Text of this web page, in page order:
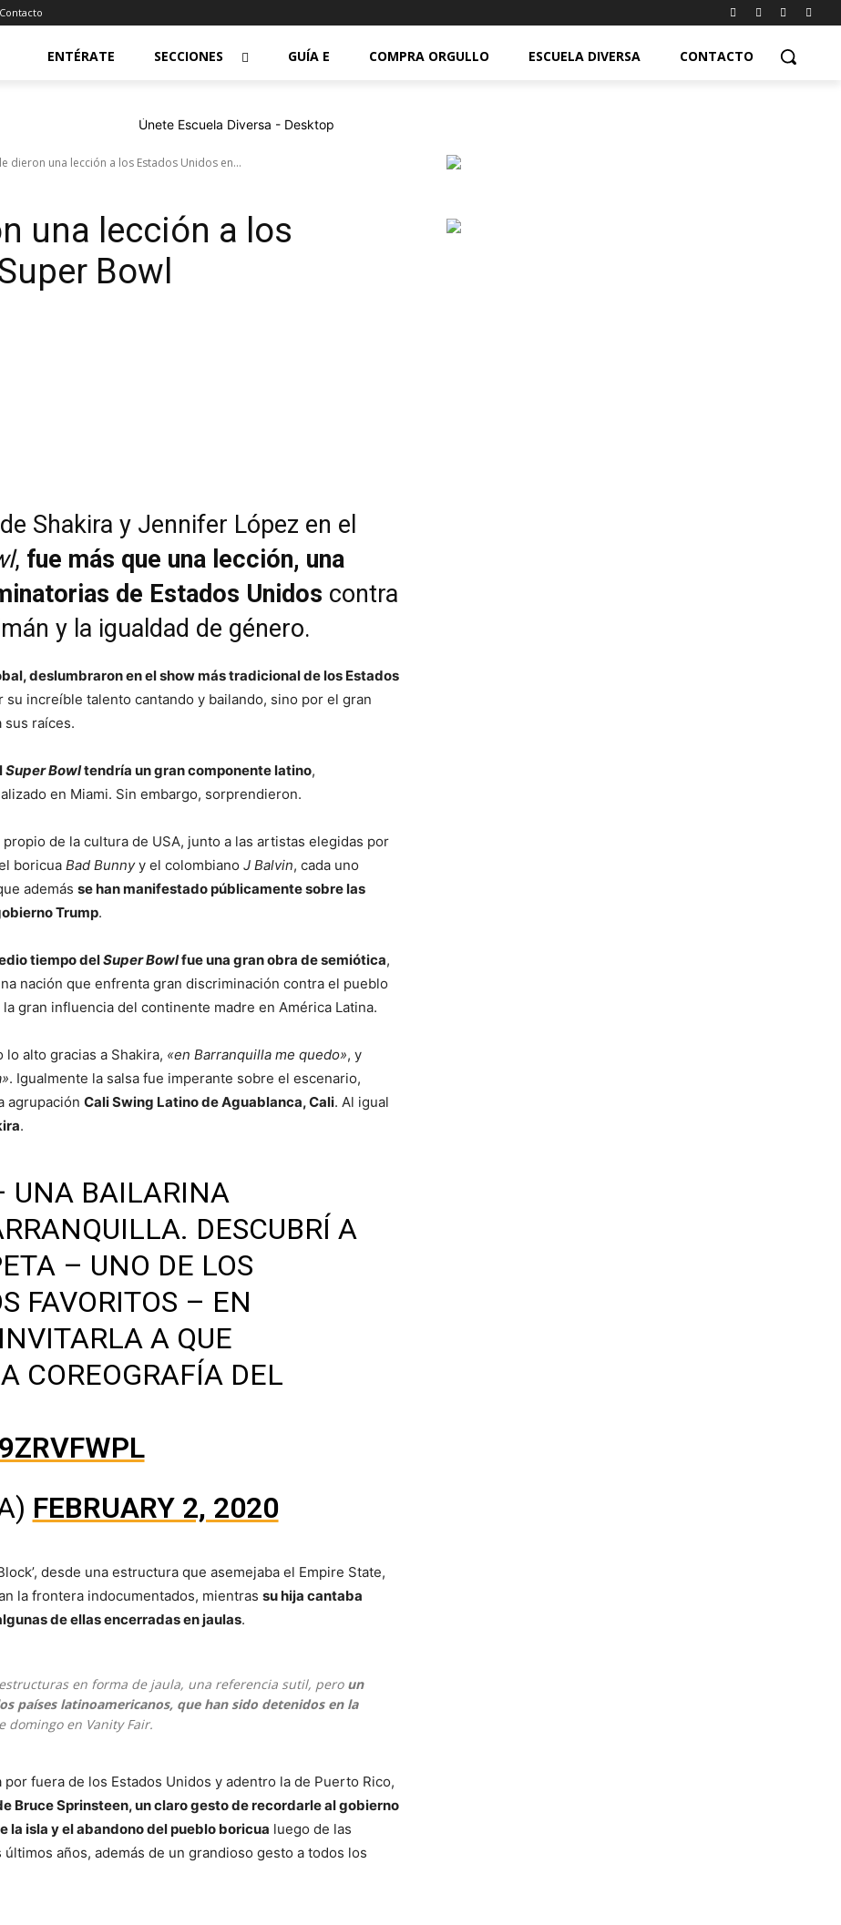
Contacto
ENTÉRATE SECCIONES GUÍA E COMPRA ORGULLO ESCUELA DIVERSA CONTACTO
le dieron una lección a los Estados Unidos en...
una lección a los
Bowl
Shakira y Jennifer López en el
, fue más que una lección, una
de Estados Unidos contra
y la igualdad de género.
deslumbraron en el show más tradicional de los Estados
su increíble talento cantando y bailando, sino por el gran
raíces.
Super Bowltendría un gran componente latino,
en Miami. Sin embargo, sorprendieron.
de la cultura de USA, junto a las artistas elegidas por
boricua Bad Bunnyy el colombiano J Balvin, cada uno
además se han manifestado públicamente sobre las
Trump.
tiempo delSuper Bowlfue una gran obra de semiótica,
nación que enfrenta gran discriminación contra el pueblo
gran influencia del continente madre en América Latina.
alto gracias a Shakira, «en Barranquilla me quedo», y
. Igualmente la salsa fue imperante sobre el escenario,
agrupación Cali Swing Latino de Aguablanca, Cali. Al igual
.
UNA BAILARINA
DESCUBRÍ A
– UNO DE LOS
FAVORITOS – EN
A QUE
COREOGRAFÍA DEL
FEBRUARY 2, 2020
desde una estructura que asemejaba el Empire State,
la frontera indocumentados, mientras su hija cantaba
de ellas encerradas en jaulas.
en forma de jaula, una referencia sutil, pero un
países latinoamericanos, que han sido detenidos en la
domingo en Vanity Fair.
fuera de los Estados Unidos y adentro la de Puerto Rico,
Bruce Sprinsteen, un claro gesto de recordarle al gobierno
la isla y el abandono del pueblo boricua luego de las
años, además de un grandioso gesto a todos los